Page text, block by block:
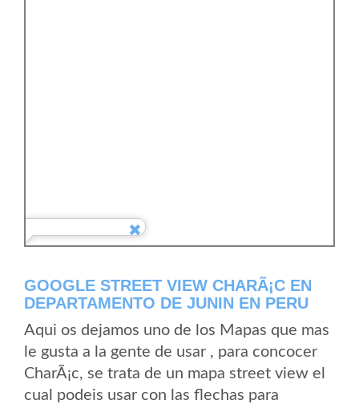
GOOGLE STREET VIEW CHARÃ¡C EN
DEPARTAMENTO DE JUNIN EN PERU
Aqui os dejamos uno de los Mapas que mas
le gusta a la gente de usar , para concocer
CharÃ¡c, se trata de un mapa street view el
cual podeis usar con las flechas para